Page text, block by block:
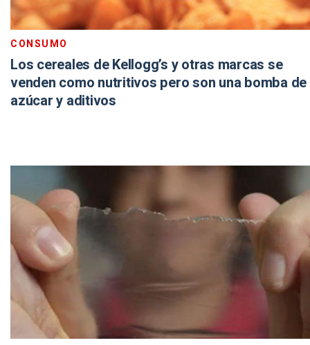
CONSUMO
Los cereales de Kellogg’s y otras marcas se
venden como nutritivos pero son una bomba de
azúcar y aditivos